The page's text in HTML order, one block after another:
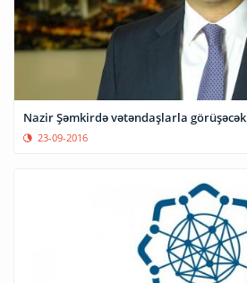
Nazir Şəmkirdə vətəndaşlarla görüşəcək
23-09-2016